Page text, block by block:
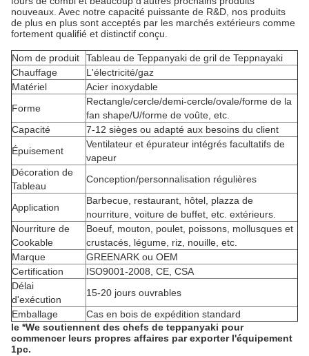
nouveaux. Avec notre capacité puissante de R&D, nos produits
de plus en plus sont acceptés par les marchés extérieurs comme
fortement qualifié et distinctif conçu.
Nom de produit
Tableau de Teppanyaki de gril de Teppnayaki
Chauffage
L'électricité/gaz
Matériel
Acier inoxydable
Forme
Rectangle/cercle/demi-cercle/ovale/forme de la
fan shape/U/forme de voûte, etc.
Capacité
7-12 sièges ou adapté aux besoins du client
Épuisement
Ventilateur et épurateur intégrés facultatifs de
vapeur
Décoration de
Tableau
Conception/personnalisation régulières
Application
Barbecue, restaurant, hôtel, plazza de
nourriture, voiture de buffet, etc. extérieurs.
Nourriture de
Cookable
Boeuf, mouton, poulet, poissons, mollusques et
crustacés, légume, riz, nouille, etc.
Marque
GREENARK ou OEM
Certification
ISO9001-2008, CE, CSA
Délai
d'exécution
15-20 jours ouvrables
Emballage
Cas en bois de expédition standard
le *We soutiennent des chefs de teppanyaki pour
commencer leurs propres affaires par exporter l'équipement
1pc.